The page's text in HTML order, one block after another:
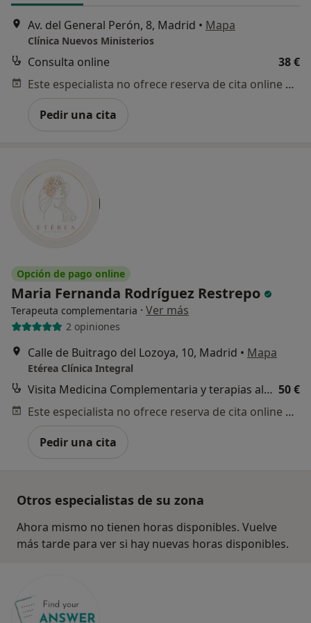
Av. del General Perón, 8, Madrid • Mapa
Clínica Nuevos Ministerios
Consulta online
38 €
Este especialista no ofrece reserva de cita online en esta dirección.
Pedir una cita
Opción de pago online
Maria Fernanda Rodríguez Restrepo
Terapeuta complementaria · Ver más
2 opiniones
Calle de Buitrago del Lozoya, 10, Madrid • Mapa
Etérea Clínica Integral
Visita Medicina Complementaria y terapias alternativas 50 €
Este especialista no ofrece reserva de cita online en esta dirección.
Pedir una cita
Otros especialistas de su zona
Ahora mismo no tienen horas disponibles. Vuelve
más tarde para ver si hay nuevas horas disponibles.